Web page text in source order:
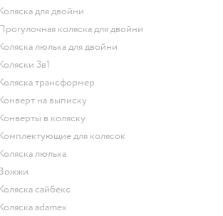
Коляска для двойни
Прогулочная коляска для двойни
Коляска люлька для двойни
Коляски 3в1
Коляска трансформер
Конверт на выписку
Конверты в коляску
Комплектующие для колясок
Коляска люлька
Вожжи
Коляска сайбекс
Коляска adamex